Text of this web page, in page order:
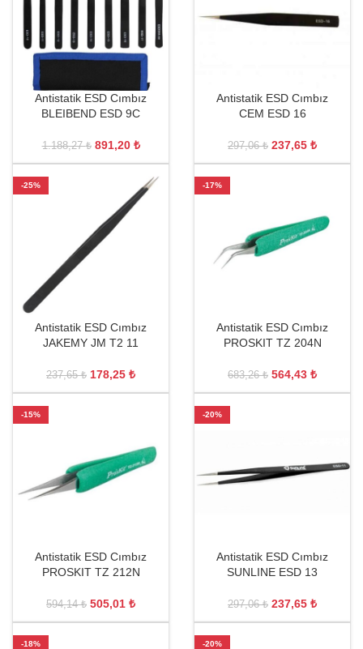
Antistatik ESD Cımbız
BLEIBEND ESD 9C
1.188,27₺ 891,20 ₺
Antistatik ESD Cımbız
CEM ESD 16
297,06₺ 237,65 ₺
-25%
Antistatik ESD Cımbız
JAKEMY JM T2 11
237,65₺ 178,25 ₺
-17%
Antistatik ESD Cımbız
PROSKIT TZ 204N
683,26₺ 564,43 ₺
-15%
Antistatik ESD Cımbız
PROSKIT TZ 212N
594,14₺ 505,01 ₺
-20%
Antistatik ESD Cımbız
SUNLINE ESD 13
297,06₺ 237,65 ₺
-18% -20%